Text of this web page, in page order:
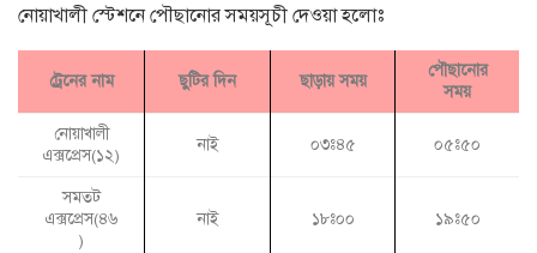
নোয়াখালী স্টেশনে পৌছানোর সময়সূচী দেওয়া হলোঃ
ট্রেনের নাম ছুটির দিন ছাড়ায় সময়
পৌছানোর
সময়
নোয়াখালী
এক্সপ্রেস(১২)
নাই ০৩ঃ৪৫ ০৫ঃ৫০
সমতট
এক্সপ্রেস(৪৬
)
নাই ১৮ঃ০০ ১৯ঃ৫০